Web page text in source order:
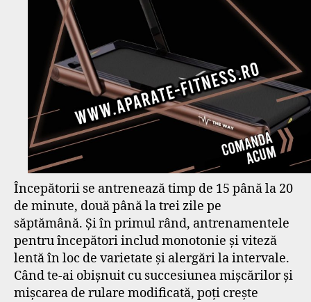
Începătorii se antrenează timp de 15 până la 20
de minute, două până la trei zile pe
săptămână. Și în primul rând, antrenamentele
pentru începători includ monotonie și viteză
lentă în loc de varietate și alergări la intervale.
Când te-ai obișnuit cu succesiunea mișcărilor și
mișcarea de rulare modificată, poți crește